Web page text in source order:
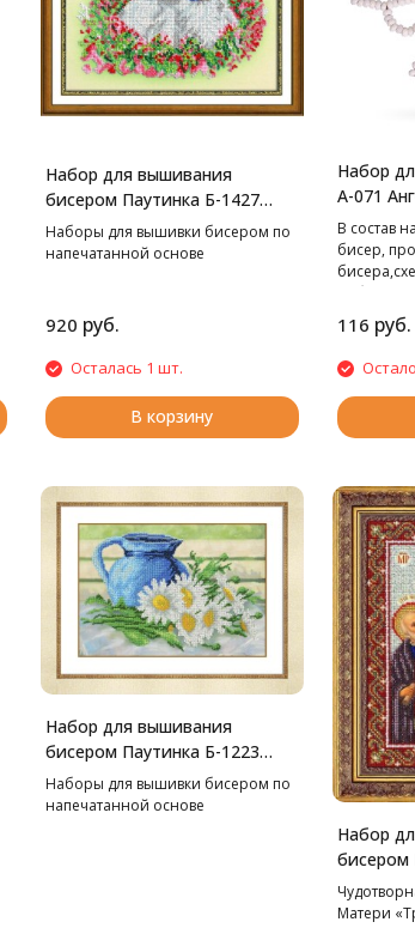
Набор для вышивания
бисером Паутинка Б-1427
Очаровашки, 18*24 см
Наборы для вышивки бисером по
напечатанной основе
920 руб.
Осталась 1 шт.
В корзину
Набор
А-071
В cостав
бисер,
работе.
116 руб.
Набор для вышивания
бисером Паутинка Б-1223
Деревенский натюрморт,
27*19 см
Наборы для вышивки бисером по
напечатанной основе
Набор
бисером
Матери